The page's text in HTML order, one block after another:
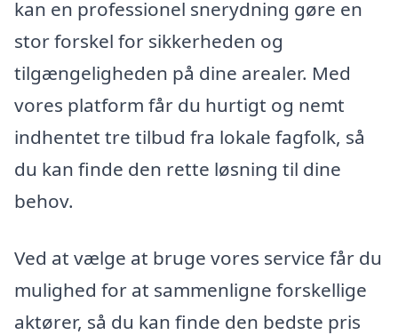
kan en professionel snerydning gøre en
stor forskel for sikkerheden og
tilgængeligheden på dine arealer. Med
vores platform får du hurtigt og nemt
indhentet tre tilbud fra lokale fagfolk, så
du kan finde den rette løsning til dine
behov.
Ved at vælge at bruge vores service får du
mulighed for at sammenligne forskellige
aktører, så du kan finde den bedste pris